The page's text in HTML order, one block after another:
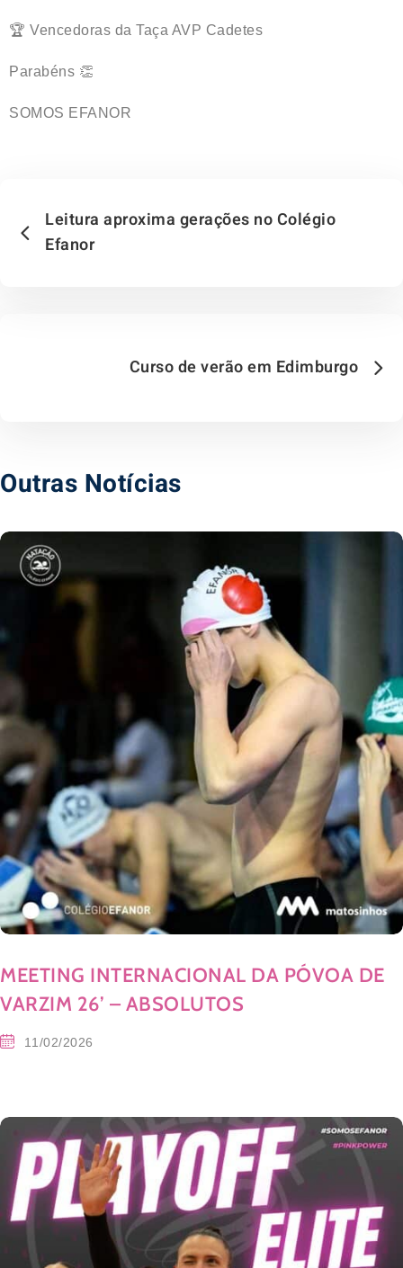
🏆 Vencedoras da Taça AVP Cadetes
Parabéns 👏
SOMOS EFANOR
Leitura aproxima gerações no Colégio
Efanor
Curso de verão em Edimburgo
Outras Notícias
MEETING INTERNACIONAL DA PÓVOA DE
VARZIM 26’ – ABSOLUTOS
11/02/2026